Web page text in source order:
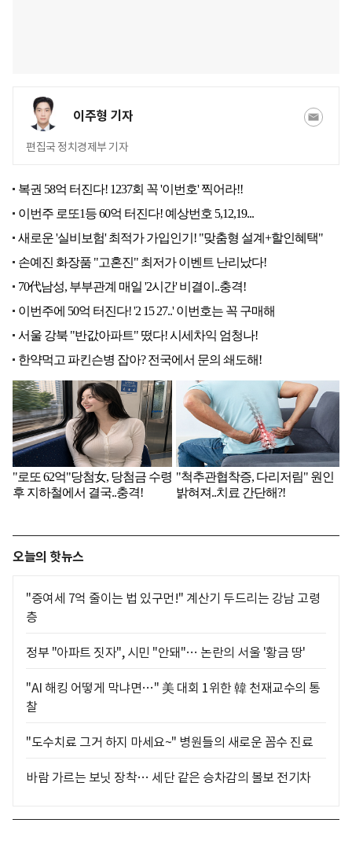
이주형 기자
편집국 정치경제부 기자
오늘의 핫뉴스
"증여세 7억 줄이는 법 있구먼!" 계산기 두드리는 강남 고령
층
정부 "아파트 짓자", 시민 "안돼"… 논란의 서울 '황금 땅'
"AI 해킹 어떻게 막냐면…" 美 대회 1위한 韓 천재교수의 통
찰
"도수치료 그거 하지 마세요~" 병원들의 새로운 꼼수 진료
바람 가르는 보닛 장착… 세단 같은 승차감의 볼보 전기차